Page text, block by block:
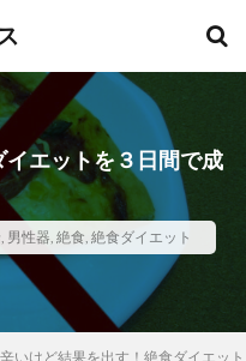
エットを３日間で成
, 男性器, 絶食, 絶食ダイエット
辛いけど結果を出す！絶食ダイエッ